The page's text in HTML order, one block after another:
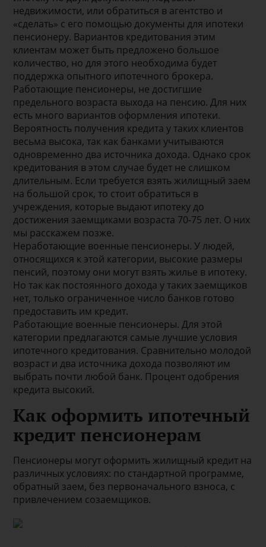
недвижимости, или обратиться в агентство и
«сделать» с его помощью документы для ипотеки
пенсионеру. Вариантов кредитования этим
клиентам может быть предложено большое
количество, но для этого необходима будет
поддержка опытного ипотечного брокера.
Работающие пенсионеры, не достигшие
предельного возраста выхода на пенсию. Для них
есть много вариантов оформления ипотеки.
Вероятность получения кредита у таких клиентов
весьма высока, так как банками учитываются
одновременно два источника дохода. Однако срок
кредитования в этом случае будет не слишком
длительным. Если требуется взять жилищный заем
на большой срок, то стоит обратиться в
учреждения, которые выдают ипотеку до
достижения заемщиками возраста 70-75 лет. О них
мы расскажем позже.
Неработающие военные пенсионеры. У людей,
относящихся к этой категории, высокие размеры
пенсий, поэтому они могут взять жилье в ипотеку.
Но так как постоянного дохода у таких заемщиков
нет, только ограниченное число банков готово
предоставить им кредит.
Работающие военные пенсионеры. Для этой
категории предлагаются самые лучшие условия
ипотечного кредитования. Сравнительно молодой
возраст и два источника дохода позволяют им
выбрать почти любой банк. Процент одобрения
кредита высокий.
Как оформить ипотечный
кредит пенсионерам
Пенсионеры могут оформить жилищный кредит на
различных условиях: по стандартной программе,
обратный заем, без первоначального взноса, с
привлечением созаемщиков.